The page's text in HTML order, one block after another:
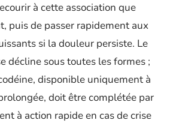
à cette association que
puis de passer rapidement aux
si la douleur persiste. Le
décline sous toutes les formes ;
disponible uniquement à
doit être complétée par
à action rapide en cas de crise